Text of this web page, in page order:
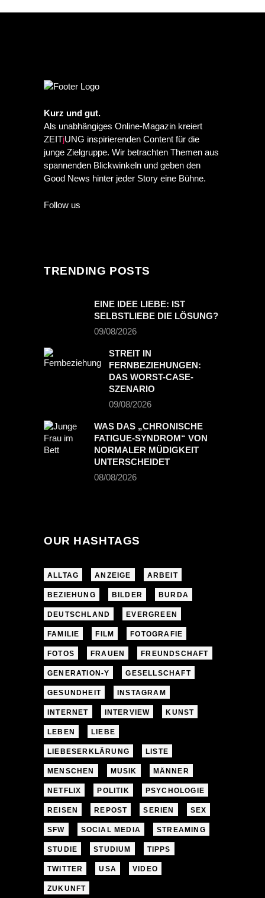
Kurz und gut.
Als unabhängiges Online-Magazin kreiert
ZEITjUNG inspirierenden Content für die
junge Zielgruppe. Wir betrachten Themen aus
spannenden Blickwinkeln und geben den
Good News hinter jeder Story eine Bühne.
Follow us
TRENDING POSTS
EINE IDEE LIEBE: IST
SELBSTLIEBE DIE LÖSUNG?
09/08/2026
STREIT IN
FERNBEZIEHUNGEN:
DAS WORST-CASE-
SZENARIO
09/08/2026
WAS DAS „CHRONISCHE
FATIGUE-SYNDROM“ VON
NORMALER MÜDIGKEIT
UNTERSCHEIDET
08/08/2026
OUR HASHTAGS
ALLTAG ANZEIGE ARBEIT
BEZIEHUNG BILDER BURDA
DEUTSCHLAND EVERGREEN
FAMILIE FILM FOTOGRAFIE
FOTOS FRAUEN FREUNDSCHAFT
GENERATION-Y GESELLSCHAFT
GESUNDHEIT INSTAGRAM
INTERNET INTERVIEW KUNST
LEBEN LIEBE
LIEBESERKLÄRUNG LISTE
MENSCHEN MUSIK MÄNNER
NETFLIX POLITIK PSYCHOLOGIE
REISEN REPOST SERIEN SEX
SFW SOCIAL MEDIA STREAMING
STUDIE STUDIUM TIPPS
TWITTER USA VIDEO
ZUKUNFT